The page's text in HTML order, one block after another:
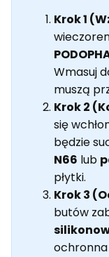
Krok 1
Wmasuj
muszą
Krok 2
się
będzie
N66 lub
płytki.
Krok 3
butów